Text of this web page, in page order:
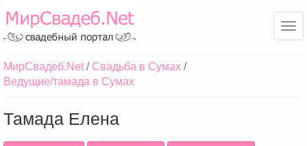
МирСвадеб.Net
Свадьба в Сумах
Ведущие/тамада в Сумах
Тамада Елена